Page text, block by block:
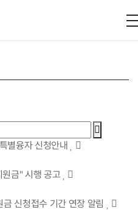
별융자 신청안내
금" 시행 공고
신청접수 기간 연장 알림